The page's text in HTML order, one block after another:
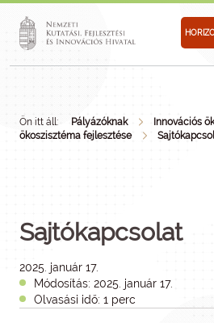
Ön itt áll: Pályázóknak Innovációs
ökoszisztéma fejlesztése
Sajtókapcsolat
2025. január 17.
Módosítás: 2025. január 17.
Olvasási idő: 1 perc